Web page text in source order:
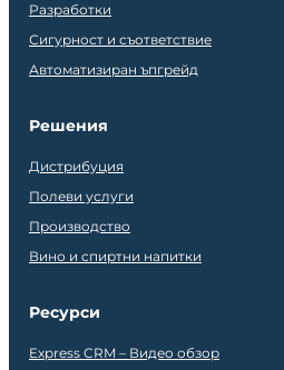
Разработки
Сигурност и съответствие
Автоматизиран ъпгрейд
Решения
Дистрибуция
Полеви услуги
Производство
Вино и спиртни напитки
Ресурси
Express CRM – Видео обзор